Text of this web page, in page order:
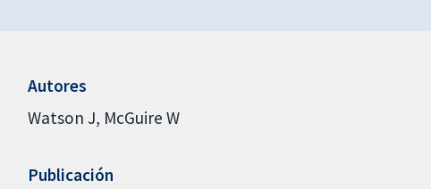
Autores
Watson J McGuire W
Publicación